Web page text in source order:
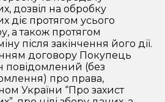
дозвіл на обробку
діє протягом усього
а також протягом
після закінчення його дії.
договору Покупець
повідомлений (без
про права,
України “Про захист